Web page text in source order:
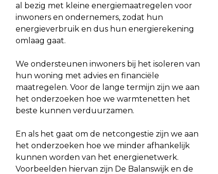
al bezig met kleine energiemaatregelen voor
inwoners en ondernemers, zodat hun
energieverbruik en dus hun energierekening
omlaag gaat.
We ondersteunen inwoners bij het isoleren van
hun woning met advies en financiële
maatregelen. Voor de lange termijn zijn we aan
het onderzoeken hoe we warmtenetten het
beste kunnen verduurzamen.
En als het gaat om de netcongestie zijn we aan
het onderzoeken hoe we minder afhankelijk
kunnen worden van het energienetwerk.
Voorbeelden hiervan zijn De Balanswijk en de